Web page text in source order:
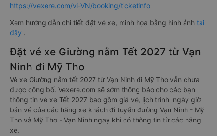
https://vexere.com/vi-VN/booking/ticketinfo
Xem hướng dẫn chi tiết đặt vé xe, minh họa bằng hình ảnh tại
đây .
Đặt vé xe Giường nằm Tết 2027 từ Vạn
Ninh đi Mỹ Tho
Vé xe Giường nằm tết 2027 từ Vạn Ninh đi Mỹ Tho vẫn chưa
được công bố. Vexere.com sẽ sớm thông báo cho các bạn
thông tin vé xe Tết 2027 bao gồm giá vé, lịch trình, ngày giờ
bán vé của các hãng xe khách đi tuyến đường Vạn Ninh - Mỹ
Tho và Mỹ Tho - Vạn Ninh ngay khi có thông tin từ các hãng
xe.